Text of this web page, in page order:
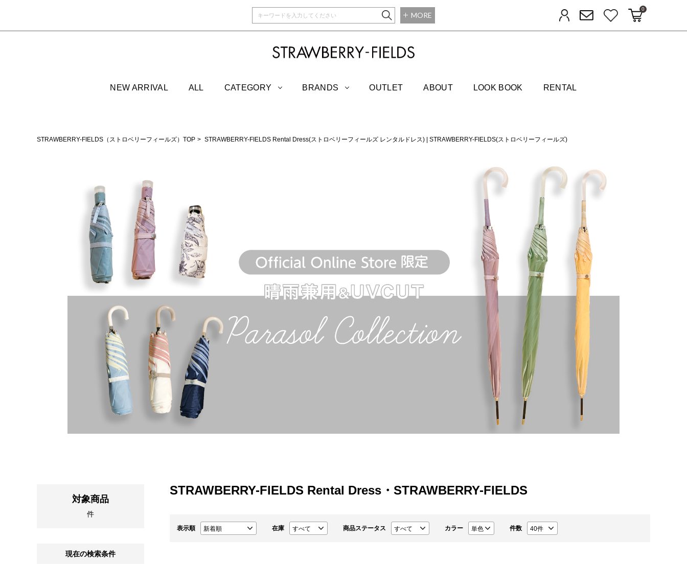
MORE ログイン メルマガ登録お気に入りカートに入れる
0
NEW ARRIVAL ALL CATEGORY BRANDS OUTLET ABOUT LOOK BOOK RENTAL
STRAWBERRY-FIELDS（ストロベリーフィールズ）TOP STRAWBERRY-FIELDS Rental Dress(ストロベリーフィールズ レンタルドレス) STRAWBERRY-FIELDS(ストロベリーフィールズ)
対象商品
件
現在の検索条件
STRAWBERRY-FIELDS Rental Dress・STRAWBERRY-FIELDS
表示順 在庫 商品ステータス カラー 件数